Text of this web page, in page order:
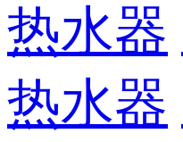
热水器
热水器